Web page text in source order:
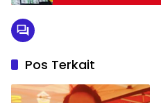
Pos Terkait